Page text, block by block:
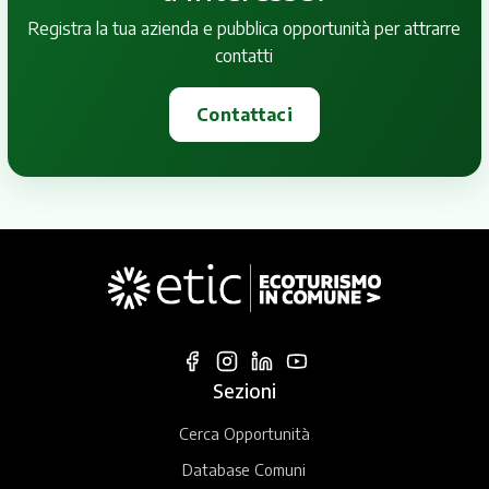
Registra la tua azienda e pubblica opportunità per attrarre
contatti
Contattaci
Sezioni
Cerca Opportunità
Database Comuni